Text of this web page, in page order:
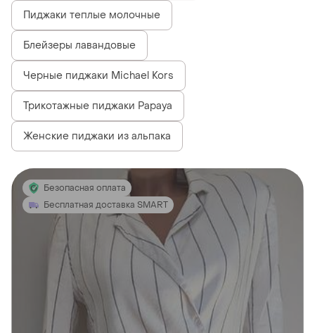
Пиджаки теплые молочные
Блейзеры лавандовые
Черные пиджаки Michael Kors
Трикотажные пиджаки Papaya
Женские пиджаки из альпака
Безопасная оплата
Бесплатная доставка SMART